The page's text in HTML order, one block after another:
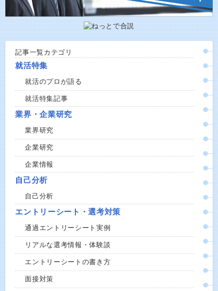
記事一覧カテゴリ
就活特集
就活のプロが語る
就活特集記事
業界・企業研究
業界研究
企業研究
企業情報
自己分析
自己分析
エントリーシート・選考対策
通過エントリーシート実例
リアルな選考情報・体験談
エントリーシートの書き方
面接対策